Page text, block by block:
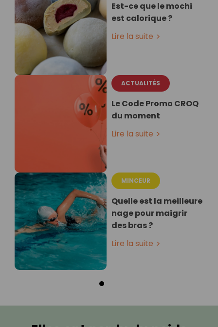
Est-ce que le mochi
est calorique ?
Lire la suite
ACTUALITÉS
Le Code Promo CROQ
du moment
Lire la suite
MINCEUR
Quelle est la meilleure
nage pour maigrir
des bras ?
Lire la suite